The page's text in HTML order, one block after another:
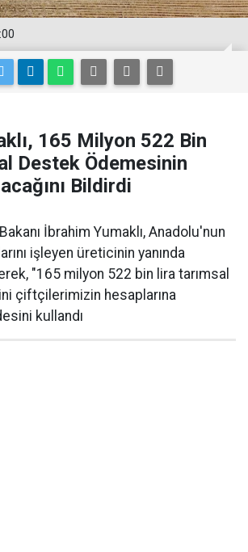
165 Milyon 522 Bin
Destek Ödemesinin
Bildirdi
İbrahim Yumaklı, Anadolu'nun
işleyen üreticinin yanında
"165 milyon 522 bin lira tarımsal
çiftçilerimizin hesaplarına
kullandı